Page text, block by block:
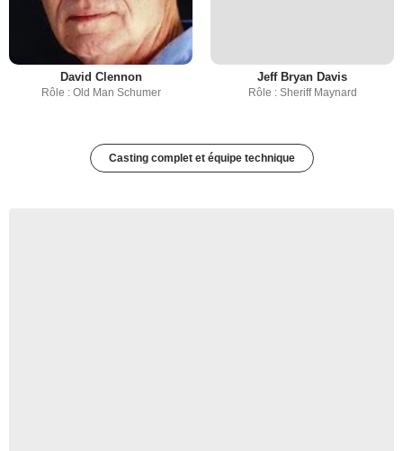
David Clennon
Rôle : Old Man Schumer
Jeff Bryan Davis
Rôle : Sheriff Maynard
Casting complet et équipe technique